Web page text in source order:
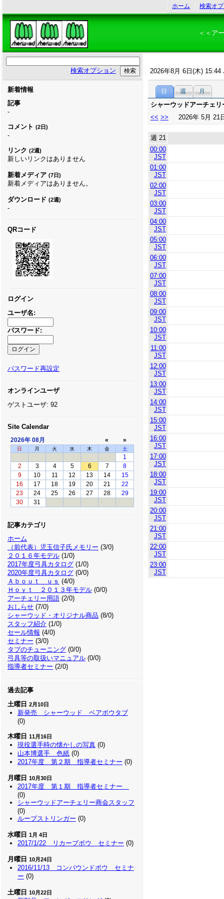
ホーム 検索オ
＜＜ア
検索オプション
新着情報
記事
-
コメント (2日)
-
リンク (2週)
新しいリンクはありません
新着メディア (7日)
新着メディアはありません。
ダウンロード (2週)
-
QRコード
ログイン
ユーザ名:
パスワード:
パスワード再設定
オンラインユーザ
ゲストユーザ: 92
Site Calendar
2026年 08月 « »
日 月 火 水 木 金 土
1
2
3 4 5 6 7
8
9
10 11 12 13 14
15
16
17 18 19 20 21
22
23
24 25 26 27 28
29
30
31
記事カテゴリ
ホーム
（前代表）児玉信子氏メモリー (3/0)
２０１６年モデル(1/0)
2017年度弓具カタログ(1/0)
2020年度弓具カタログ(0/0)
Ａｂｏｕｔ ｕｓ (4/0)
Ｈｏｙｔ ２０１３年モデル(0/0)
アーチェリー用語(2/0)
おしらせ(7/0)
シャーウッド・オリジナル商品 (8/0)
スタッフ紹介(1/0)
セール情報 (4/0)
セミナー (3/0)
タブのチューニング(0/0)
弓具等の取扱いマニュアル(0/0)
指導者セミナー (2/0)
過去記事
土曜日 2月10日
新発売 シャーウッド ベアボウタブ
(0)
木曜日 11月16日
現役選手時の懐かしの写真(0)
山本博選手 色紙(0)
2017年度 第２期 指導者セミナー (0)
月曜日 10月30日
2017年度 第１期 指導者セミナー
(0)
シャーウッドアーチェリー商会スタッフ
(0)
ループストリンガー (0)
水曜日 1月 4日
2017/1/22 リカーブボウ セミナー (0)
月曜日 10月24日
2016/11/13 コンパウンドボウ セミナ
ー (0)
土曜日 10月22日
2026年8月 6日(木) 15:44
日 週 月
シャーウッドアーチェ
<< >> 2026年 5月 21
週 21
00:00
JST
01:00
JST
02:00
JST
03:00
JST
04:00
JST
05:00
JST
06:00
JST
07:00
JST
08:00
JST
09:00
JST
10:00
JST
11:00
JST
12:00
JST
13:00
JST
14:00
JST
15:00
JST
16:00
JST
17:00
JST
18:00
JST
19:00
JST
20:00
JST
21:00
JST
22:00
JST
23:00
JST